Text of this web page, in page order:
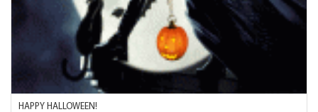
HAPPY HALLOWEEN!